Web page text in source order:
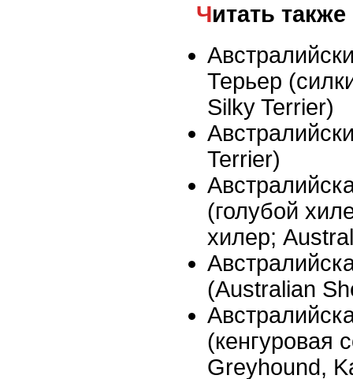
Читать также
Терьер
Silky Terrier)
Terrier)
(голубой
хилер;
(Australian
(кенгуровая
Greyhound,